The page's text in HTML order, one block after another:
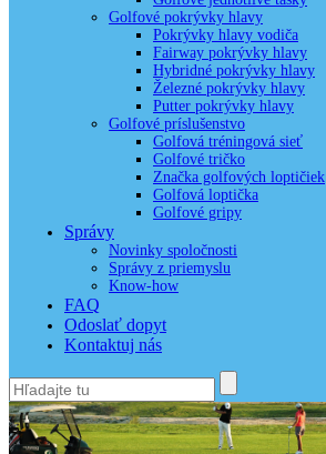
Golfové pokrývky hlavy
Pokrývky hlavy vodiča
Fairway pokrývky hlavy
Hybridné pokrývky hlavy
Železné pokrývky hlavy
Putter pokrývky hlavy
Golfové príslušenstvo
Golfová tréningová sieť
Golfové tričko
Značka golfových loptičiek
Golfová loptička
Golfové gripy
Správy
Novinky spoločnosti
Správy z priemyslu
Know-how
FAQ
Odoslať dopyt
Kontaktuj nás